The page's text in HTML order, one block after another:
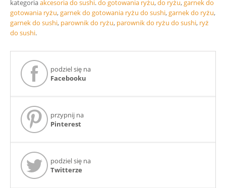
kategoriaakcesoria do sushi.do gotowania ryżu,do ryżu,garnek do
gotowania ryżu,garnek do gotowania ryżu do sushi,garnek do ryżu,
garnek do sushi, parownik do ryżu, parownik do ryżu do sushi, ryż
do sushi.
podziel się na
Facebooku
przypnij na
Pinterest
podziel się na
Twitterze